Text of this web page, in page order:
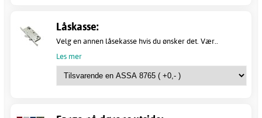
Låskasse:
Velg en annen låsekasse hvis du ønsker det. Vær..
Les mer